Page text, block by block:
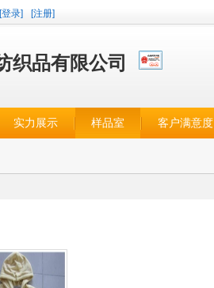
[登录] [注册]
织品有限公司
实力展示 样品室 客户满意度